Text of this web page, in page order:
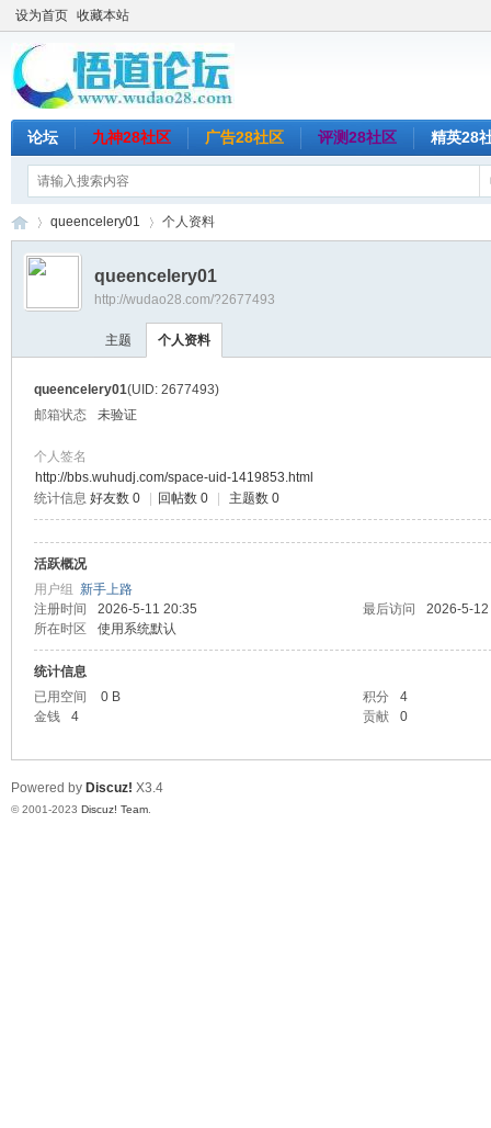
设为首页 收藏本站
论坛 九神28社区 广告28社区 评测28社区 精英28
›
queencelery01 个人资料
queencelery01
http://wudao28.com/?2677493
主题 个人资料
queencelery01(UID: 2677493)
邮箱状态
未验证
个人签名
http://bbs.wuhudj.com/space-uid-1419853.html
统计信息 好友数 0 回帖数 0 主题数 0
活跃概况
用户组 新手上路
注册时间
2026-5-11 20:35 最后访问
2026-5-
所在时区
使用系统默认
统计信息
已用空间
0 B 积分
4
金钱
4 贡献 0
Powered by Discuz! X3.4
© 2001-2023 Discuz! Team